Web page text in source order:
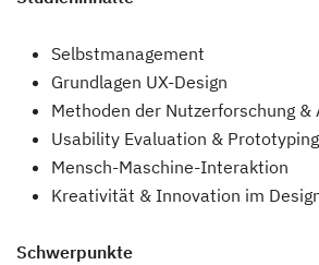
Selbstmanagement
Grundlagen UX-Design
Methoden der Nutzerforschung &
Usability Evaluation & Prototyping
Mensch-Maschine-Interaktion
Kreativität & Innovation im
Schwerpunkte